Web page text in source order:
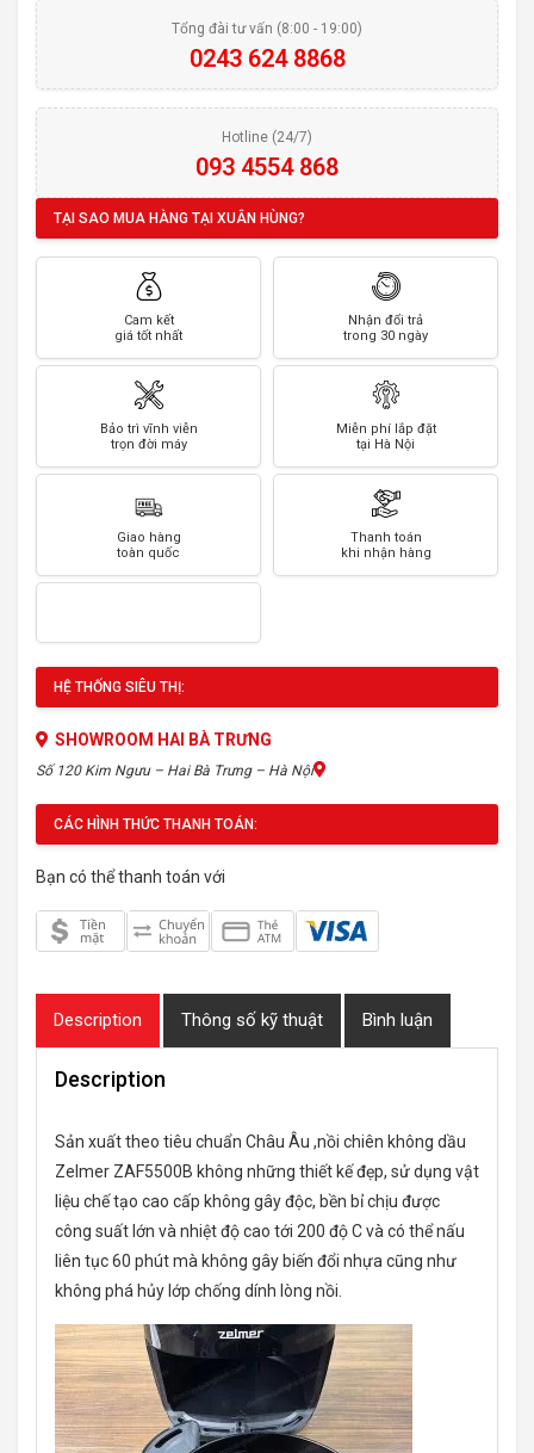
Tổng đài tư vấn (8:00 - 19:00)
0243 624 8868
Hotline (24/7)
093 4554 868
TẠI SAO MUA HÀNG TẠI XUÂN HÙNG?
Cam kết
giá tốt nhất
Nhận đổi trả
trong 30 ngày
Bảo trì vĩnh viễn
trọn đời máy
Miễn phí lắp đặt
tại Hà Nội
Giao hàng
toàn quốc
Thanh toán
khi nhận hàng
HỆ THỐNG SIÊU THỊ:
SHOWROOM HAI BÀ TRƯNG
Số 120 Kim Ngưu – Hai Bà Trưng – Hà Nội
CÁC HÌNH THỨC THANH TOÁN:
Bạn có thể thanh toán với
Description Thông số kỹ thuật Bình luận
Description
Sản xuất theo tiêu chuẩn Châu Âu ,nồi chiên không dầu
Zelmer ZAF5500B không những thiết kế đẹp, sử dụng vật
liệu chế tạo cao cấp không gây độc, bền bỉ chịu được
công suất lớn và nhiệt độ cao tới 200 độ C và có thể nấu
liên tục 60 phút mà không gây biến đổi nhựa cũng như
không phá hủy lớp chống dính lòng nồi.